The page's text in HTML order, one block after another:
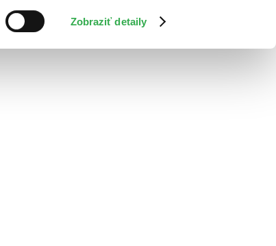
Zobraziť detaily